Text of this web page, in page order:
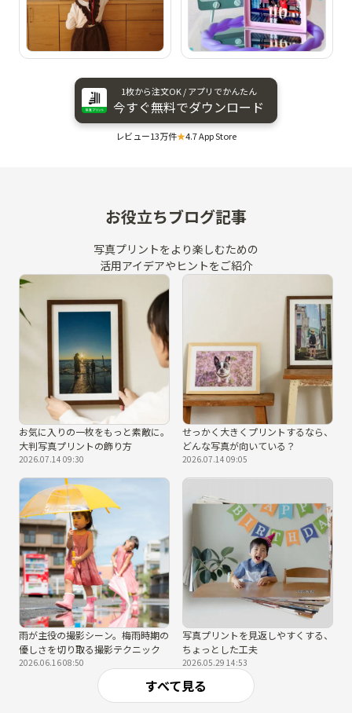
1枚から​注文OK / アプリで​かんたん
今すぐ​無料で​ダウンロード
レビュー13万件★4.7 App Store
お役立ちブログ記事
写真プリントをより楽しむための
活用アイデアやヒントをご紹介
お気に入りの一枚をもっと素敵に。
大判写真プリントの飾り方
2026.07.14 09:30
せっかく大きくプリントするなら、
どんな写真が向いている？
2026.07.14 09:05
雨が主役の撮影シーン。梅雨時期の
優しさを切り取る撮影テクニック
2026.06.16 08:50
写真プリントを見返しやすくする、
ちょっとした工夫
2026.05.29 14:53
すべて見る